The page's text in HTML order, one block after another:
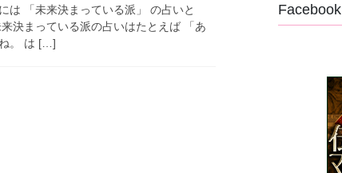
は 「未来決まっている派」 の占いと
決まっている派の占いはたとえば 「あ
。 は […]
Facebook